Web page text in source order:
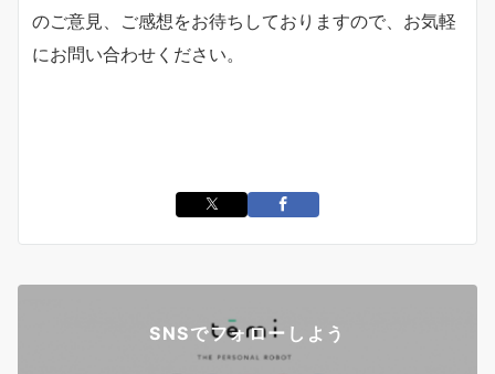
のご意見、ご感想をお待ちしておりますので、お気軽
にお問い合わせください。
SNSでフォローしよう